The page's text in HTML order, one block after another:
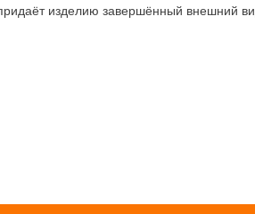
изделию завершённый внешний